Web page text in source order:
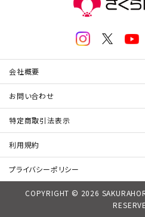
会社概要
お問い合わせ
特定商取引法表示
利用規約
プライバシーポリシー
COPYRIGHT © 2026